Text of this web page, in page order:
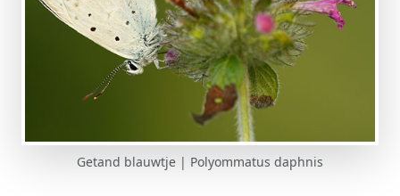
Getand blauwtje | Polyommatus daphnis